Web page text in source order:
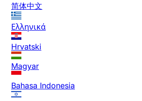
简体中文
Ελληνικά
Hrvatski
Magyar
Bahasa Indonesia